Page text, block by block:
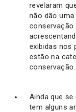
revelaram
não dão
conservação
exibidas nos
estão na
conservação.
Ainda que
tem alguns